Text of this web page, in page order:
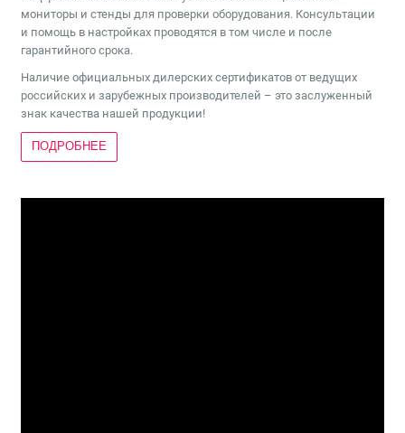
мониторы и стенды для проверки оборудования. Консультации
и помощь в настройках проводятся в том числе и после
гарантийного срока.
Наличие официальных дилерских сертификатов от ведущих
российских и зарубежных производителей – это заслуженный
знак качества нашей продукции!
ПОДРОБНЕЕ